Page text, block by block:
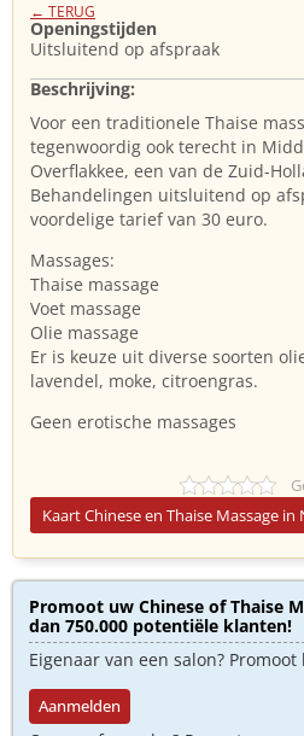
← TERUG
Openingstijden
Uitsluitend op afspraak
Beschrijving:
Voor een traditionele Thaise
tegenwoordig ook terecht in
Overflakkee, een van de Zuid-
Behandelingen uitsluitend op
voordelige tarief van 30 euro.
Massages:
Thaise massage
Voet massage
Olie massage
Er is keuze uit diverse soorten
lavendel, moke, citroengras.
Geen erotische massages
Kaart Chinese en Thaise Massage in
Promoot uw Chinese of Thaise
dan 750.000 potentiële klanten!
Eigenaar van een salon?
Aanmelden